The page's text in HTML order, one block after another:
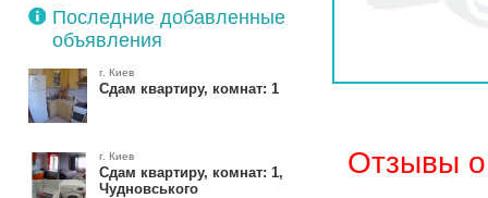
Последние добавленные
объявления
г. Киев
Сдам квартиру, комнат: 1
г. Киев
Сдам квартиру, комнат: 1,
Чудновського
Отзывы о